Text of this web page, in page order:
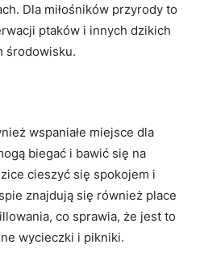
Dla miłośników przyrody to
ptaków i innych dzikich
środowisku.
wspaniałe miejsce dla
biegać i bawić się na
cieszyć się spokojem i
znajdują się również place
co sprawia, że jest to
wycieczki i pikniki.